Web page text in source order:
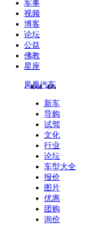
军事
视频
博客
论坛
公益
佛教
星座
凤凰汽车
新车
导购
试驾
文化
行业
论坛
车型大全
报价
图片
优惠
团购
询价